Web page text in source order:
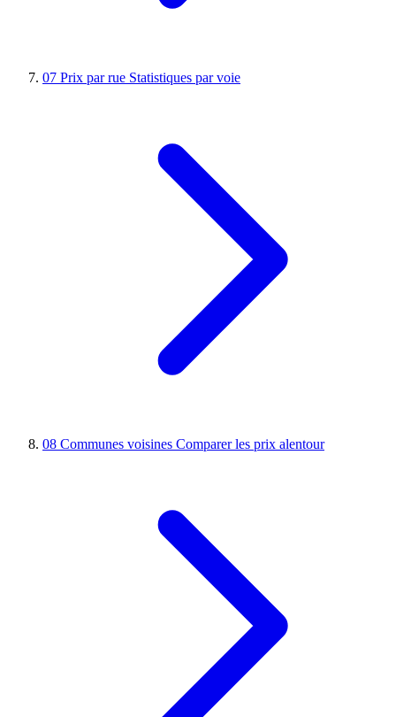
07 Prix par rue Statistiques par voie
08 Communes voisines Comparer les prix alentour